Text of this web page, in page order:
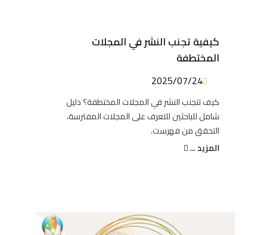
كيفية تجنب النشر في المجلات
المختطفة
2025/07/24
كيف تتجنب النشر في المجلات المختطفة؟ دليل
شامل للباحثين للتعرف على المجلات المفترسة،
التحقق من فهرست.
المزيد ...